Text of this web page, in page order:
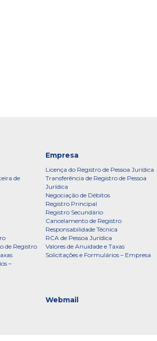
de
de Registro
–
Empresa
Licença do Registro de Pessoa Jurídica
Transferência de Registro de Pessoa
Jurídica
Negociação de Débitos
Registro Principal
Registro Secundário
Cancelamento de Registro
Responsabilidade Técnica
RCA de Pessoa Jurídica
Valores de Anuidade e Taxas
Solicitações e Formulários – Empresa
Webmail